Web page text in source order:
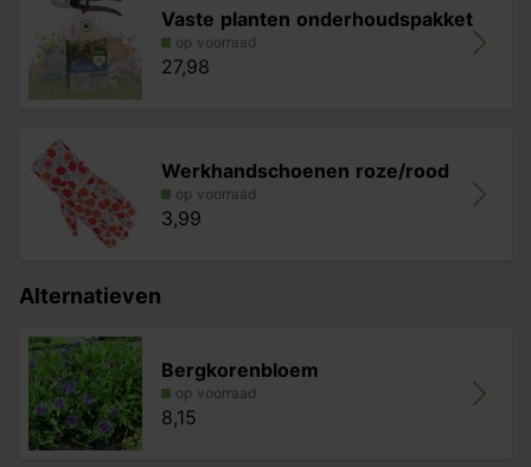
Vaste planten onderhoudspakket
op voorraad
27,98
Werkhandschoenen roze/rood
op voorraad
3,99
Alternatieven
Bergkorenbloem
op voorraad
8,15